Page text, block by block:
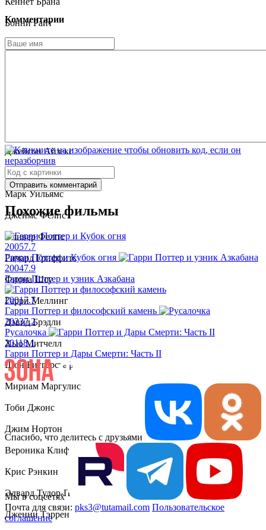
Бонни Райт
Алан Рикман
Джейсон Айзекс
Джули Уолтерс
Марк Уильямс
Джеймс Фелпс
Оливер Фелпс
Ричард Гриффитс
Фиона Шоу
Гарри Меллинг
Дэвид Брэдли
Хью Митчелл
Шон Биггерстаф
Мириам Маргулис
Тоби Джонс
Джим Нортон
Вероника Клиффорд
Крис Рэнкин
Эдвард Тудор-Поул
Дженни Тэррен
Комментарии
Отправить комментарий
Похожие фильмы
20057.7
Гарри Поттер и Кубок огня
20047.9
Гарри Поттер и узник Азкабана
20017.7
Гарри Поттер и философский камень
20237.2
Русалочка
20118.1
Гарри Поттер и Дары Смерти: Часть II
Спасибо, что делитесь с друзьями
Мы в соцсетях
Почта для связи: pks3@tutamail.com Пользовательское
соглашение